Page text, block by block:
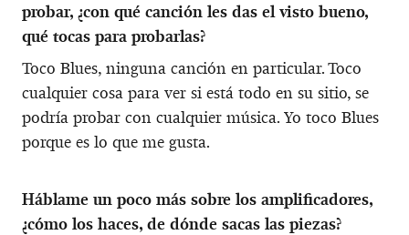
probar, ¿con qué canción les das el visto bueno,
qué tocas para probarlas?
Toco Blues, ninguna canción en particular. Toco
cualquier cosa para ver si está todo en su sitio, se
podría probar con cualquier música. Yo toco Blues
porque es lo que me gusta.
Háblame un poco más sobre los amplificadores,
¿cómo los haces, de dónde sacas las piezas?